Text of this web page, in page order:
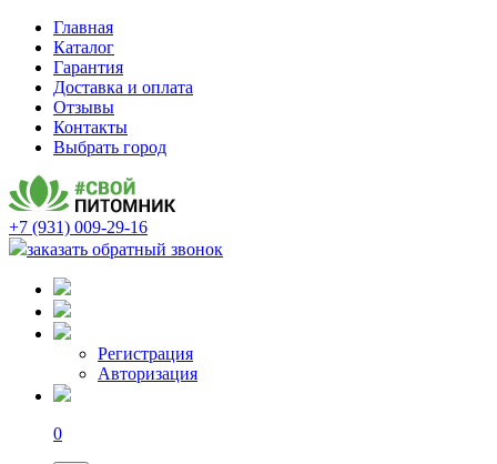
Главная
Каталог
Гарантия
Доставка и оплата
Отзывы
Контакты
Выбрать город
+7 (931) 009-29-16
заказать обратный звонок
Регистрация
Авторизация
0